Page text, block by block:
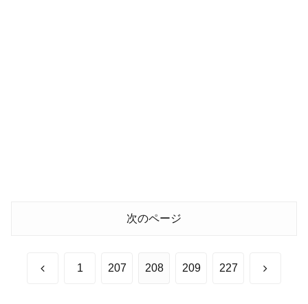
次のページ
前 1 207 208 209 227 次